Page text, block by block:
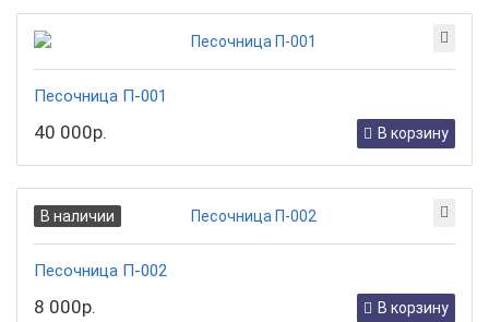
Песочница П-001
40 000р. В корзину
В наличии
Песочница П-002
8 000р. В корзину